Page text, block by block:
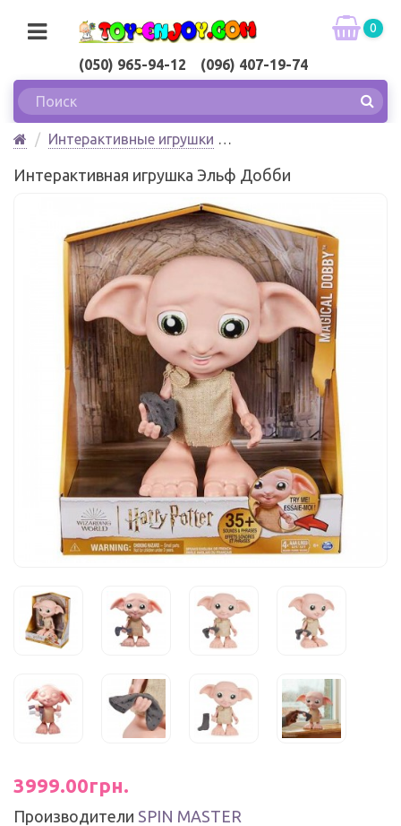
(050) 965-94-12 (096) 407-19-74
0
Интерактивные игрушки
Spin Master
Интерактивная игрушка Эльф Добби
3999.00грн.
Производители SPIN MASTER